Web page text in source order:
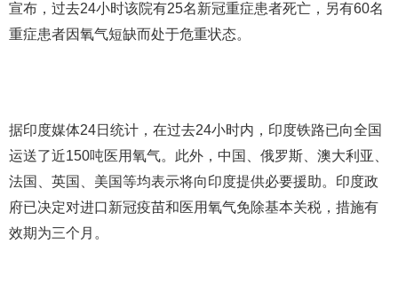
宣布，过去24小时该院有25名新冠重症患者死亡，另有60名
重症患者因氧气短缺而处于危重状态。
据印度媒体24日统计，在过去24小时内，印度铁路已向全国
运送了近150吨医用氧气。此外，中国、俄罗斯、澳大利亚、
法国、英国、美国等均表示将向印度提供必要援助。印度政
府已决定对进口新冠疫苗和医用氧气免除基本关税，措施有
效期为三个月。